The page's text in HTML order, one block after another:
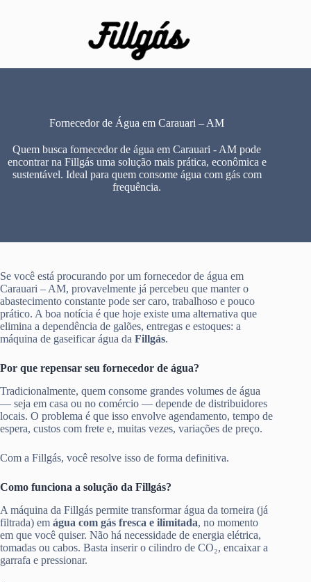
Fornecedor de Água em Carauari – AM
Quem busca fornecedor de água em Carauari - AM pode
encontrar na Fillgás uma solução mais prática, econômica e
sustentável. Ideal para quem consome água com gás com
frequência.
Se você está procurando por um fornecedor de água em
Carauari – AM, provavelmente já percebeu que manter o
abastecimento constante pode ser caro, trabalhoso e pouco
prático. A boa notícia é que hoje existe uma alternativa que
elimina a dependência de galões, entregas e estoques: a
máquina de gaseificar água da Fillgás.
Por que repensar seu fornecedor de água?
Tradicionalmente, quem consome grandes volumes de água
— seja em casa ou no comércio — depende de distribuidores
locais. O problema é que isso envolve agendamento, tempo de
espera, custos com frete e, muitas vezes, variações de preço.
Com a Fillgás, você resolve isso de forma definitiva.
Como funciona a solução da Fillgás?
A máquina da Fillgás permite transformar água da torneira (já
filtrada) em água com gás fresca e ilimitada, no momento
em que você quiser. Não há necessidade de energia elétrica,
tomadas ou cabos. Basta inserir o cilindro de CO₂, encaixar a
garrafa e pressionar.